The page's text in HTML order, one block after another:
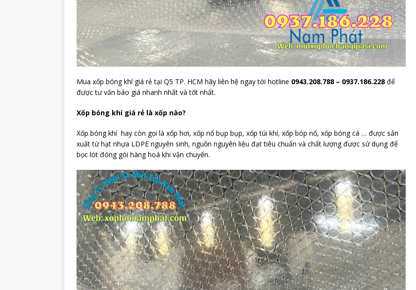
Mua xốp bóng khí giá rẻ tại Q5 TP. HCM hãy liên hệ ngay tới hotline 0943.208.788 – 0937.186.228 để
được tư vấn báo giá nhanh nhất và tốt nhất.
Xốp bóng khí giá rẻ là xốp nào?
Xốp bóng khí hay còn gọi là xốp hơi, xốp nổ bụp bụp, xốp túi khí, xốp bóp nổ, xốp bóng cá … được sản
xuất từ hạt nhựa LDPE nguyên sinh, nguồn nguyên liệu đạt tiêu chuẩn và chất lượng được sử dụng để
bọc lót đóng gói hàng hoá khi vận chuyển.